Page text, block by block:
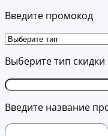
Введите промокод
Выберите тип скидки
Введите название